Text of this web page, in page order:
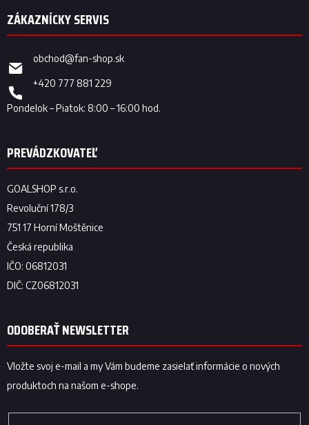
obchod@fan-shop.sk
+420 777 881 229
ODOBERAŤ NEWSLETTER
Vložte svoj e-mail a my Vám budeme zasielať informácie o nových
produktoch na našom e-shope.